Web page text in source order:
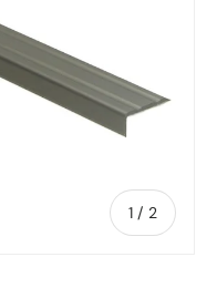
1 / van
2